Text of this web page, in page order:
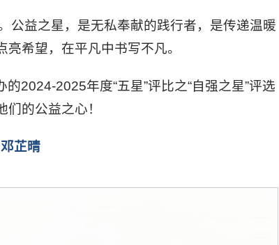
公益之星，是无私奉献的践行者，是传递温暖
希望，在平凡中书写不凡。
2024-2025年度“五星”评比之“自强之星”评选
的公益之心！
邓芷晴